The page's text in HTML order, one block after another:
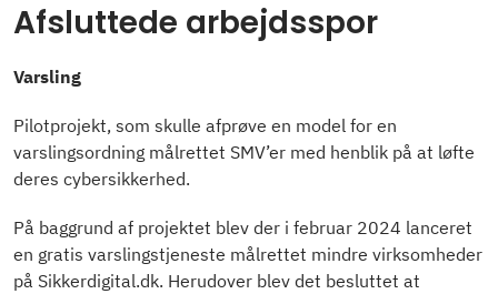
Afsluttede arbejdsspor
Varsling
Pilotprojekt, som skulle afprøve en model for en
varslingsordning målrettet SMV’er med henblik på at løfte
deres cybersikkerhed.
På baggrund af projektet blev der i februar 2024 lanceret
en gratis varslingstjeneste målrettet mindre virksomheder
på Sikkerdigital.dk. Herudover blev det besluttet at